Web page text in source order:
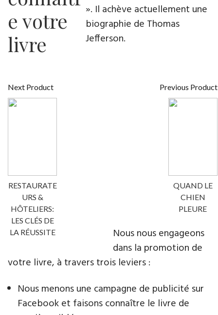
». Il achève actuellement une
biographie de Thomas
Jefferson.
Next Product
RESTAURATE
URS &
HÔTELIERS:
LES CLÉS DE
LA RÉUSSITE
Previous Product
QUAND LE
CHIEN
PLEURE
e votre
livre
Nous nous engageons
dans la promotion de
votre livre​, à travers trois leviers :
Nous menons une campagne de publicité sur
Facebook et faisons connaître le livre de